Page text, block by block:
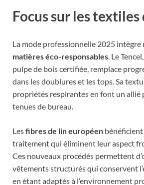
Focus sur les
La mode professionnelle 2025 intègre
matières éco-responsables . Le
pulpe de bois certifiée, remplace
dans les doublures et les tops. Sa
propriétés respirantes en font un allié
tenues de bureau.
Lesfibres de lin européen
traitement qui éliminent leur aspect
Ces nouveaux procédés permettent
vêtements structurés qui conservent
en étant adaptés à l’environnement